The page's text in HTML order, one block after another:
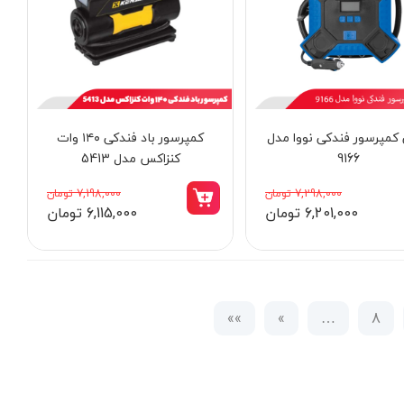
فندکی نووا مدل
9166
7,298,000 تومان
6,201,000 تومان
کمپرسور باد فندکی ۱۴۰ وات
کنزاکس مدل 5413
7,198,000 تومان
6,115,000 تومان
8
…
»
»»